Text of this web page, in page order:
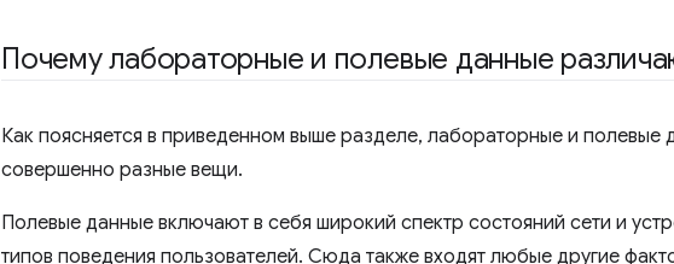
Почему лабораторные и полевые данные
Как поясняется в приведенном выше разделе, лабораторные и
совершенно разные вещи.
Полевые данные включают в себя широкий спектр состояний сети и
типов поведения пользователей. Сюда также входят любые другие